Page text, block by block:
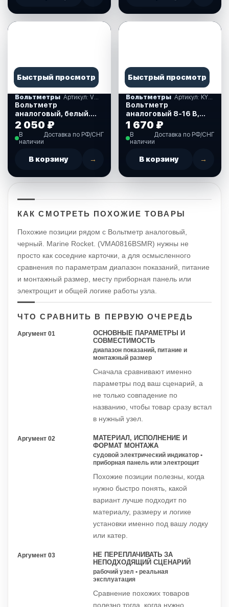
Быстрый просмотр
Вольтметры
Вольтметр
аналоговый, белый.
Marine Rocket.
(VMA0816WSMR)
2 050 ₽
В
наличии
Доставка по РФ/СНГ
В корзину →
Быстрый просмотр
Вольтметры Артикул: KY13000
Вольтметр
аналоговый 8-16 В,
черный циферблат,
нержавеющий ободок,
д. 52 мм. (KY13000)
1 670 ₽
В
наличии
Доставка по РФ/СНГ
В корзину →
КАК СМОТРЕТЬ ПОХОЖИЕ ТОВАРЫ
Похожие позиции рядом с Вольтметр аналоговый,
черный. Marine Rocket. (VMA0816BSMR) нужны не
просто как соседние карточки, а для осмысленного
сравнения по параметрам диапазон показаний, питание
и монтажный размер, месту приборная панель или
электрощит и общей логике работы узла.
ЧТО СРАВНИТЬ В ПЕРВУЮ ОЧЕРЕДЬ
Аргумент 01
ОСНОВНЫЕ ПАРАМЕТРЫ И
СОВМЕСТИМОСТЬ
диапазон показаний, питание и
монтажный размер
Сначала сравнивают именно
параметры под ваш сценарий, а
не только совпадение по
названию, чтобы товар сразу встал
в нужный узел.
Аргумент 02
МАТЕРИАЛ, ИСПОЛНЕНИЕ И
ФОРМАТ МОНТАЖА
судовой электрический индикатор •
приборная панель или электрощит
Похожие позиции полезны, когда
нужно быстро понять, какой
вариант лучше подходит по
материалу, размеру и логике
установки именно под вашу лодку
или катер.
Аргумент 03
НЕ ПЕРЕПЛАЧИВАТЬ ЗА
НЕПОДХОДЯЩИЙ СЦЕНАРИЙ
рабочий узел • реальная
эксплуатация
Сравнение похожих товаров
полезно тогда, когда нужно